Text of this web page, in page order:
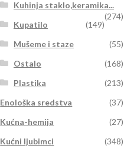
Kuhinja staklo,keramika...
(274)
Kupatilo
(149)
Mušeme i staze
(55)
Ostalo
(168)
Plastika
(213)
Enološka sredstva
(37)
Kućna-hemija
(27)
Kućni ljubimci
(348)